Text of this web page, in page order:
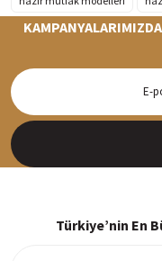
Siparişleriniz en kısa
Türkiye’nin En